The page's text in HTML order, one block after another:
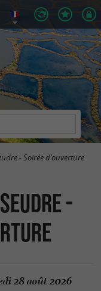
- Soirée d'ouverture
-
28 août 2026